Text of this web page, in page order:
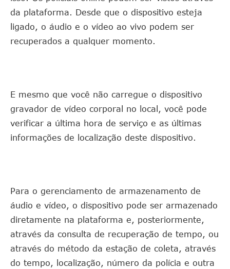
da plataforma. Desde que o dispositivo esteja
ligado, o áudio e o vídeo ao vivo podem ser
recuperados a qualquer momento.
E mesmo que você não carregue o dispositivo
gravador de vídeo corporal no local, você pode
verificar a última hora de serviço e as últimas
informações de localização deste dispositivo.
Para o gerenciamento de armazenamento de
áudio e vídeo, o dispositivo pode ser armazenado
diretamente na plataforma e, posteriormente,
através da consulta de recuperação de tempo, ou
através do método da estação de coleta, através
do tempo, localização, número da polícia e outra